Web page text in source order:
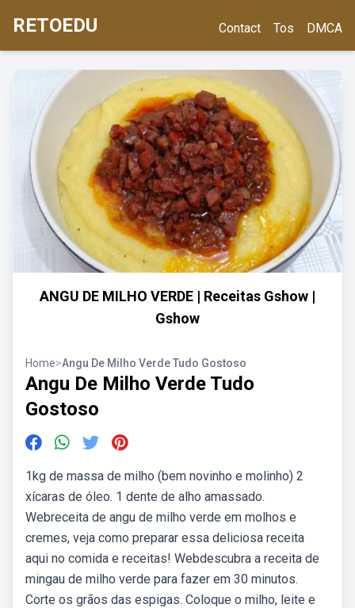
RETOEDU Contact Tos DMCA
ANGU DE MILHO VERDE | Receitas Gshow |
Gshow
Home>Angu De Milho Verde Tudo Gostoso
Angu De Milho Verde Tudo
Gostoso
1kg de massa de milho (bem novinho e molinho) 2
xícaras de óleo. 1 dente de alho amassado.
Webreceita de angu de milho verde em molhos e
cremes, veja como preparar essa deliciosa receita
aqui no comida e receitas! Webdescubra a receita de
mingau de milho verde para fazer em 30 minutos.
Corte os grãos das espigas. Coloque o milho, leite e